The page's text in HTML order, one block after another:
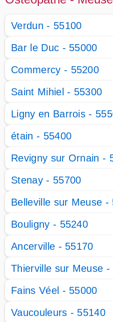
Verdun - 55100
Bar le Duc - 55000
Commercy - 55200
Saint Mihiel - 55300
Ligny en Barrois -
étain - 55400
Revigny sur Ornain -
Stenay - 55700
Belleville sur Meuse -
Bouligny - 55240
Ancerville - 55170
Thierville sur Meuse -
Fains Véel - 55000
Vaucouleurs - 55140